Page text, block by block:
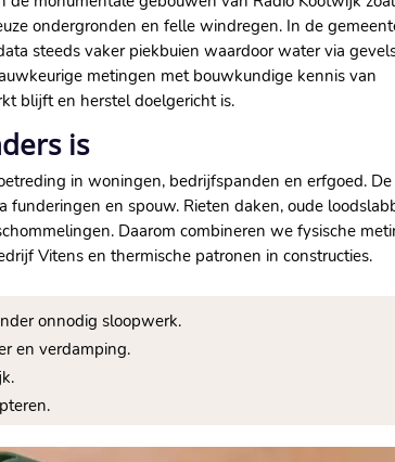
ondergronden en felle windregen.​ In de
steeds vaker piekbuien waardoor water via
metingen met bouwkundige kennis van
blijft en herstel doelgericht is.​
is
in woningen, bedrijfspanden en erfgoed.​ De
en spouw.​ Rieten daken, oude
Daarom combineren we fysische
Vitens en thermische patronen in constructies.​
onnodig sloopwerk.​
en verdamping.​